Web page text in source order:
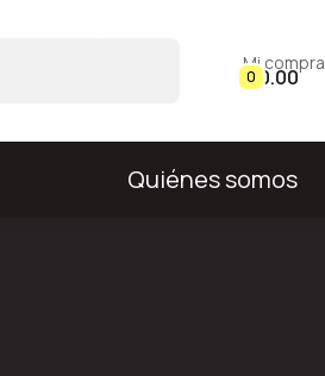
0
Mi compra
$ 0.00
Quiénes somos